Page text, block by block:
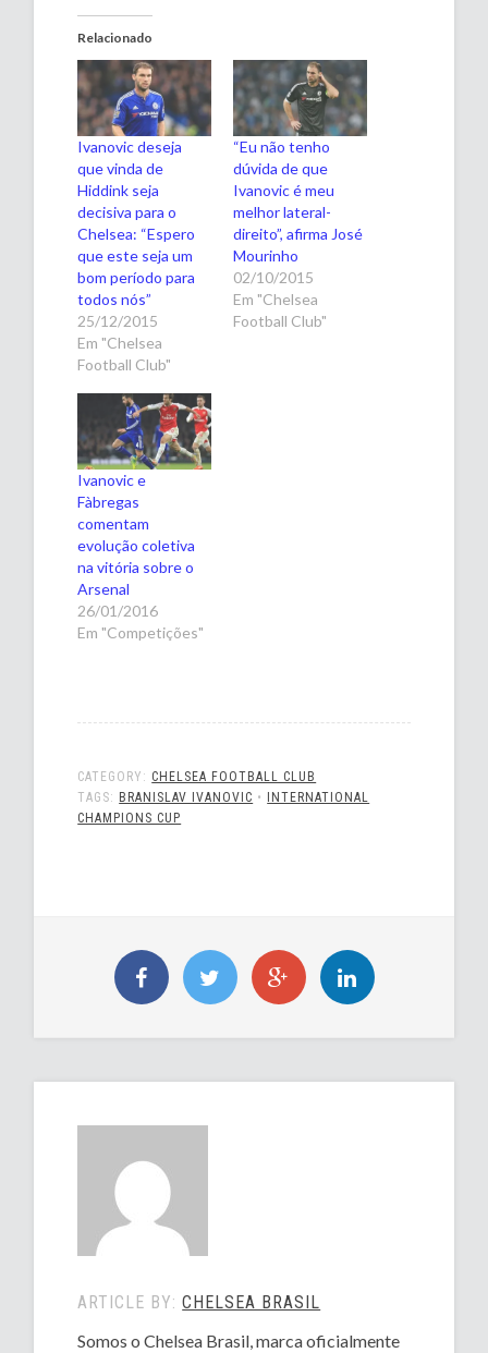
Relacionado
Ivanovic deseja
que vinda de
Hiddink seja
decisiva para o
Chelsea: “Espero
que este seja um
bom período para
todos nós”
25/12/2015
Em "Chelsea
Football Club"
“Eu não tenho
dúvida de que
Ivanovic é meu
melhor lateral-
direito”, afirma José
Mourinho
02/10/2015
Em "Chelsea
Football Club"
Ivanovic e
Fàbregas
comentam
evolução coletiva
na vitória sobre o
Arsenal
26/01/2016
Em "Competições"
CATEGORY: CHELSEA FOOTBALL CLUB
TAGS: BRANISLAV IVANOVIC •
INTERNATIONAL
CHAMPIONS CUP
ARTICLE BY:CHELSEA BRASIL
Somos o Chelsea Brasil, marca oficialmente